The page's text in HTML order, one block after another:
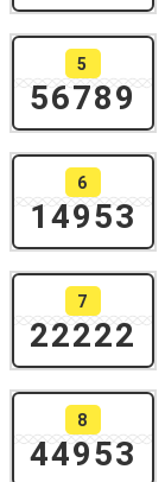
5
56789
6
14953
7
22222
8
44953